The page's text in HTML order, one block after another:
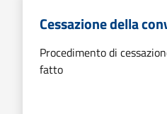
Cessazione della
Procedimento di
fatto